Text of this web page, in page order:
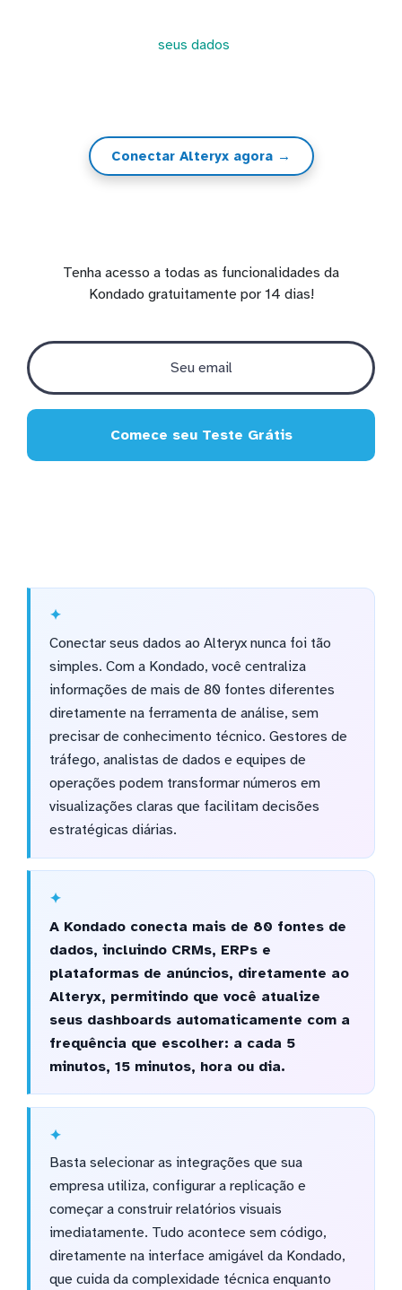
seus dados
Conectar Alteryx agora →
Tenha acesso a todas as funcionalidades da
Kondado gratuitamente por 14 dias!
Comece seu Teste Grátis
Conectar seus dados ao Alteryx nunca foi tão
simples. Com a Kondado, você centraliza
informações de mais de 80 fontes diferentes
diretamente na ferramenta de análise, sem
precisar de conhecimento técnico. Gestores de
tráfego, analistas de dados e equipes de
operações podem transformar números em
visualizações claras que facilitam decisões
estratégicas diárias.
A Kondado conecta mais de 80 fontes de
dados, incluindo CRMs, ERPs e
plataformas de anúncios, diretamente ao
Alteryx, permitindo que você atualize
seus dashboards automaticamente com a
frequência que escolher: a cada 5
minutos, 15 minutos, hora ou dia.
Basta selecionar as integrações que sua
empresa utiliza, configurar a replicação e
começar a construir relatórios visuais
imediatamente. Tudo acontece sem código,
diretamente na interface amigável da Kondado,
que cuida da complexidade técnica enquanto